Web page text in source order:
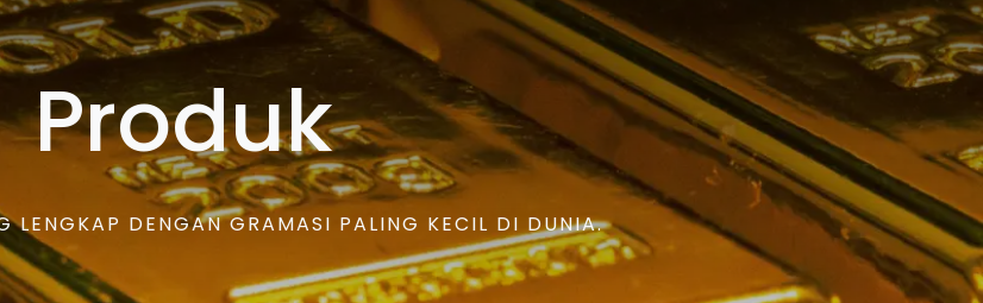
Produk
LENGKAP DENGAN GRAMASI PALING KECIL DI DUNIA.